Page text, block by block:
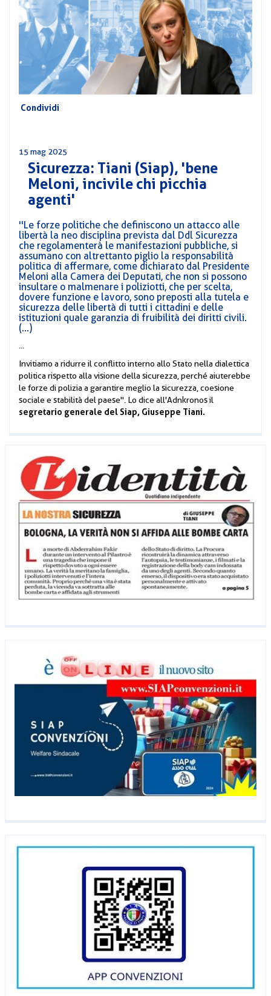
PREVIDENZA
CONVENZIONI
AREA
DIRIGENZIALE
CIRCOLARI
CORSI
MOBILITÀ
DEL
PERSONALE
Condividi
15 mag 2025
Sicurezza: Tiani (Siap), 'bene
Meloni, incivile chi picchia
agenti'
''Le forze politiche che definiscono un attacco alle
libertà la neo disciplina prevista dal Ddl Sicurezza
che regolamenterà le manifestazioni pubbliche, si
assumano con altrettanto piglio la responsabilità
politica di affermare, come dichiarato dal Presidente
Meloni alla Camera dei Deputati, che non si possono
insultare o malmenare i poliziotti, che per scelta,
dovere funzione e lavoro, sono preposti alla tutela e
sicurezza delle libertà di tutti i cittadini e delle
istituzioni quale garanzia di fruibilità dei diritti civili.
(...)
Invitiamo a ridurre il conflitto interno allo Stato nella dialettica
politica rispetto alla visione della sicurezza, perché aiuterebbe
le forze di polizia a garantire meglio la sicurezza, coesione
sociale e stabilità del paese". Lo dice all'Adnkronos il
segretario generale del Siap, Giuseppe Tiani.